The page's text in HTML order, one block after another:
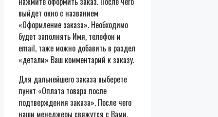
выйдет окно с названием
«Оформление заказа». Необходимо
будет заполнять Имя, телефон и
email, таже можно добавить в раздел
«детали» Ваш комментарий к заказу.
Для дальнейшего заказа выберете
пункт «Оплата товара после
подтверждения заказа». После чего
наши менеджеры свяжутся с Вами.